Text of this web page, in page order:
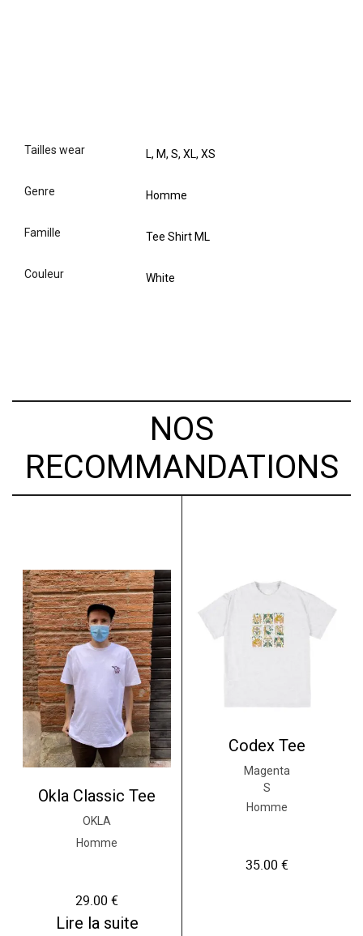
tailles wear L, M, S, XL, XS
genre Homme
famille Tee Shirt ML
couleur White
NOS
RECOMMANDATIONS
Okla Classic Tee
OKLA
Homme
29.00 €
Lire la suite
Codex Tee
Magenta
S
Homme
35.00 €